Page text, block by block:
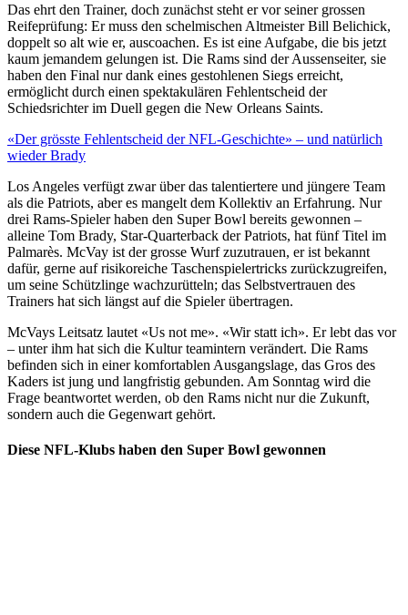
Das ehrt den Trainer, doch zunächst steht er vor seiner grossen
Reifeprüfung: Er muss den schelmischen Altmeister Bill Belichick,
doppelt so alt wie er, auscoachen. Es ist eine Aufgabe, die bis jetzt
kaum jemandem gelungen ist. Die Rams sind der Aussenseiter, sie
haben den Final nur dank eines gestohlenen Siegs erreicht,
ermöglicht durch einen spektakulären Fehlentscheid der
Schiedsrichter im Duell gegen die New Orleans Saints.
«Der grösste Fehlentscheid der NFL-Geschichte» – und natürlich
wieder Brady
Los Angeles verfügt zwar über das talentiertere und jüngere Team
als die Patriots, aber es mangelt dem Kollektiv an Erfahrung. Nur
drei Rams-Spieler haben den Super Bowl bereits gewonnen –
alleine Tom Brady, Star-Quarterback der Patriots, hat fünf Titel im
Palmarès. McVay ist der grosse Wurf zuzutrauen, er ist bekannt
dafür, gerne auf risikoreiche Taschenspielertricks zurückzugreifen,
um seine Schützlinge wachzurütteln; das Selbstvertrauen des
Trainers hat sich längst auf die Spieler übertragen.
McVays Leitsatz lautet «Us not me». «Wir statt ich». Er lebt das vor
– unter ihm hat sich die Kultur teamintern verändert. Die Rams
befinden sich in einer komfortablen Ausgangslage, das Gros des
Kaders ist jung und langfristig gebunden. Am Sonntag wird die
Frage beantwortet werden, ob den Rams nicht nur die Zukunft,
sondern auch die Gegenwart gehört.
Diese NFL-Klubs haben den Super Bowl gewonnen